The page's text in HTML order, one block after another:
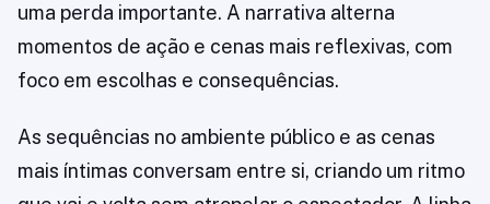
uma perda importante. A narrativa alterna
momentos de ação e cenas mais reflexivas, com
foco em escolhas e consequências.
As sequências no ambiente público e as cenas
mais íntimas conversam entre si, criando um ritmo